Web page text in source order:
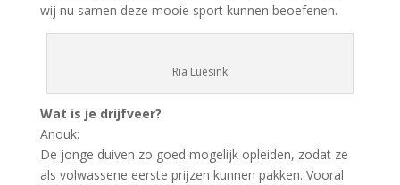
wij nu samen deze mooie sport kunnen beoefenen.
Ria Luesink
Wat is je drijfveer?
Anouk:
De jonge duiven zo goed mogelijk opleiden, zodat ze
als volwassene eerste prijzen kunnen pakken. Vooral